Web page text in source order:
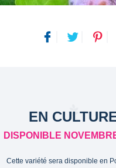
EN
DISPONIBLE
Cette variété sera disponible en